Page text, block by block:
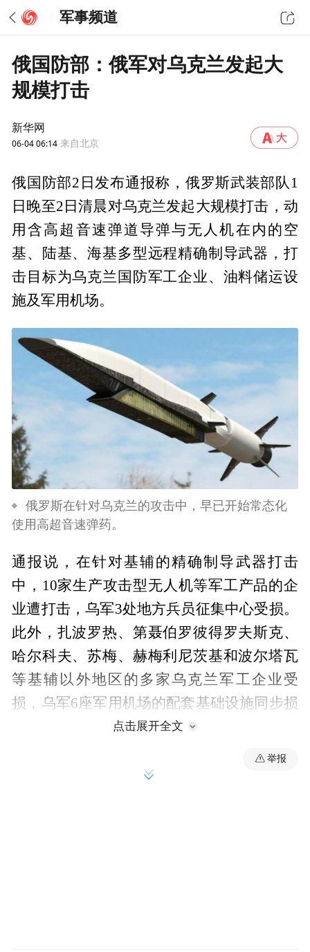
军事频道
俄国防部：俄军对乌克兰发起大
规模打击
新华网
06-04 06:14 来自北京
俄国防部2日发布通报称，俄罗斯武装部队1
日晚至2日清晨对乌克兰发起大规模打击，动
用含高超音速弹道导弹与无人机在内的空
基、陆基、海基多型远程精确制导武器，打
击目标为乌克兰国防军工企业、油料储运设
施及军用机场。
俄罗斯在针对乌克兰的攻击中，早已开始常态化
使用高超音速弹药。
通报说，在针对基辅的精确制导武器打击
中，10家生产攻击型无人机等军工产品的企
业遭打击，乌军3处地方兵员征集中心受损。
此外，扎波罗热、第聂伯罗彼得罗夫斯克、
哈尔科夫、苏梅、赫梅利尼茨基和波尔塔瓦
等基辅以外地区的多家乌克兰军工企业受
损，乌军6座军用机场的配套基础设施同步损
点击展开全文
举报